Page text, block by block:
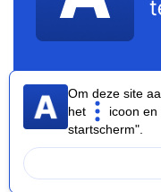
Om deze site
het
icoon en
startscherm".